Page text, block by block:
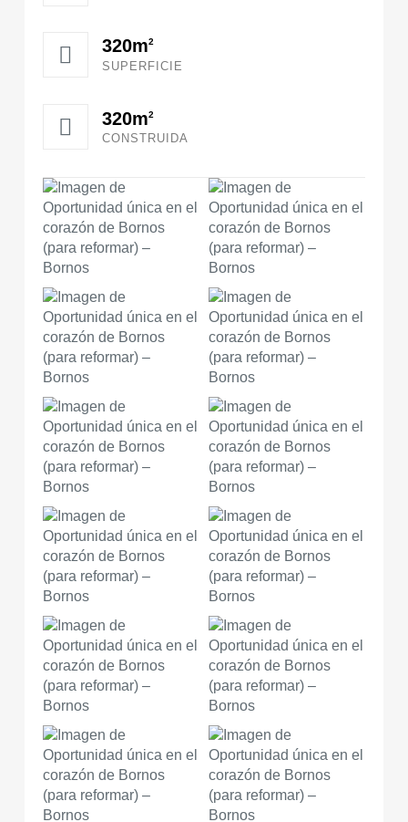
320m2
SUPERFICIE
320m2
CONSTRUIDA